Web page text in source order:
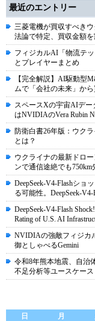
最近のエントリー
三菱電機が買収すべき
法論で特定、買収金額
フィジカルAI「物流テ
とプレイヤーまとめ
【完全解説】AI駆動型
ムで「会社の未来」か
スペースXの宇宙AIデー
はNVIDIAのVera Rubin
防衛白書26年版：ウク
とは？
ウクライナの最新ドロ
ンで通信途絶でも
DeepSeek-V4-Flashシ
る可能性。DeepSeek-
DeepSeek-V4-Flash
Rating of U.S. AI
NVIDIAの強敵フィジカ
御としゃべるGemini
令和8年熊本地震、自治
不足分析等ユースケース
日
月